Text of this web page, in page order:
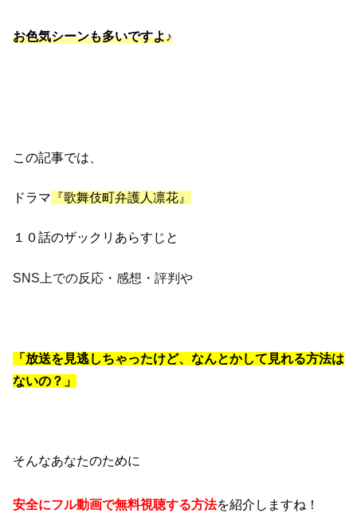
お色気シーンも多いですよ♪
この記事では、
ドラマ 『歌舞伎町弁護人凛花』
１０話のザックリあらすじと
SNS上での反応・感想・評判や
「放送を見逃しちゃったけど、なんとかして見れる方法は
ないの？」
そんなあなたのために
安全にフル動画で無料視聴する方法を紹介しますね！